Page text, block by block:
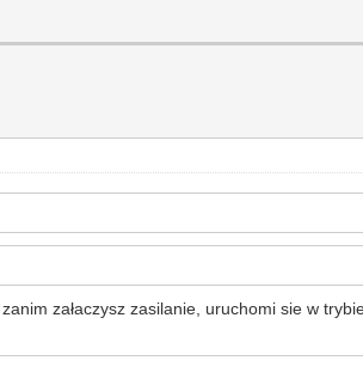
załaczysz zasilanie, uruchomi sie w